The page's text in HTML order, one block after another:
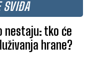
SVIĐA
nestaju: tko će
hrane?